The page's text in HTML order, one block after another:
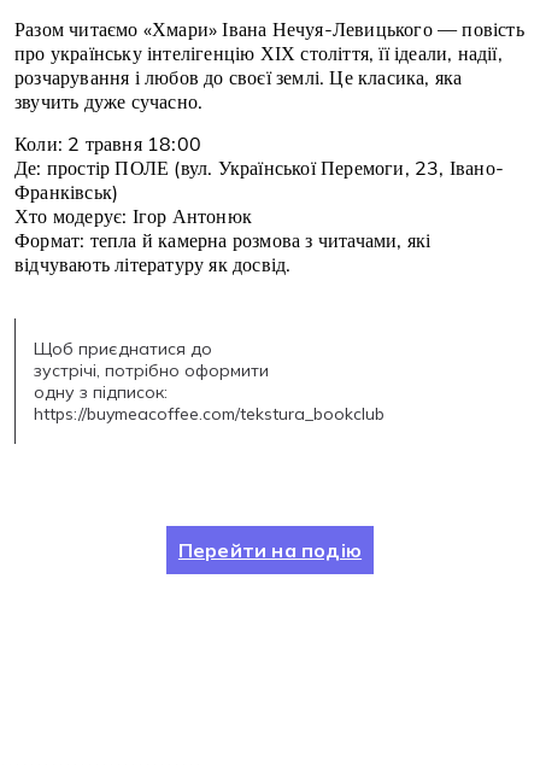
Разом читаємо «Хмари» Івана Нечуя-Левицького — повість
про українську інтелігенцію ХІХ століття, її ідеали, надії,
розчарування і любов до своєї землі. Це класика, яка
звучить дуже сучасно.
Коли: 2 травня 18:00
Де: простір ПОЛЕ (вул. Української Перемоги, 23, Івано-
Франківськ)
Хто модерує: Ігор Антонюк
Формат: тепла й камерна розмова з читачами, які
відчувають літературу як досвід.
Щоб приєднатися до
зустрічі, потрібно оформити
одну з підписок:
https://buymeacoffee.com/tekstura_bookclub
Перейти на подію